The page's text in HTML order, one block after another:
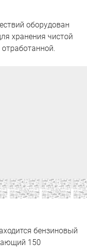
оборудован
хранения чистой
бензиновый
150